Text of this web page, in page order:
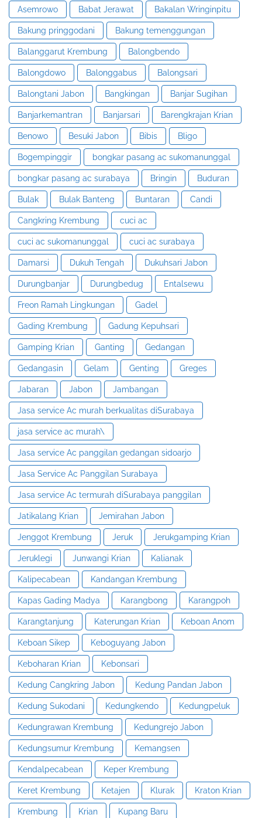
Asemrowo Babat Jerawat Bakalan Wringinpitu
Bakung pringgodani Bakung temenggungan
Balanggarut Krembung Balongbendo
Balongdowo Balonggabus Balongsari
Balongtani Jabon Bangkingan Banjar Sugihan
Banjarkemantran Banjarsari Barengkrajan Krian
Benowo Besuki Jabon Bibis Bligo
Bogempinggir bongkar pasang ac sukomanunggal
bongkar pasang ac surabaya Bringin Buduran
Bulak Bulak Banteng Buntaran Candi
Cangkring Krembung cuci ac
cuci ac sukomanunggal cuci ac surabaya
Damarsi Dukuh Tengah Dukuhsari Jabon
Durungbanjar Durungbedug Entalsewu
Freon Ramah Lingkungan Gadel
Gading Krembung Gadung Kepuhsari
Gamping Krian Ganting Gedangan
Gedangasin Gelam Genting Greges
Jabaran Jabon Jambangan
Jasa service Ac murah berkualitas diSurabaya
jasa service ac murah\
Jasa service Ac panggilan gedangan sidoarjo
Jasa Service Ac Panggilan Surabaya
Jasa service Ac termurah diSurabaya panggilan
Jatikalang Krian Jemirahan Jabon
Jenggot Krembung Jeruk Jerukgamping Krian
Jeruklegi Junwangi Krian Kalianak
Kalipecabean Kandangan Krembung
Kapas Gading Madya Karangbong Karangpoh
Karangtanjung Katerungan Krian Keboan Anom
Keboan Sikep Keboguyang Jabon
Keboharan Krian Kebonsari
Kedung Cangkring Jabon Kedung Pandan Jabon
Kedung Sukodani Kedungkendo Kedungpeluk
Kedungrawan Krembung Kedungrejo Jabon
Kedungsumur Krembung Kemangsen
Kendalpecabean Keper Krembung
Keret Krembung Ketajen Klurak Kraton Krian
Krembung Krian Kupang Baru